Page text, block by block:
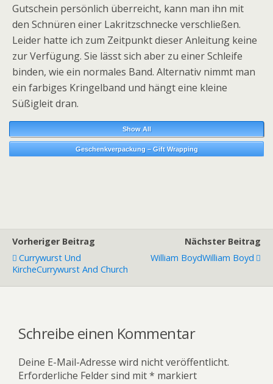
Gutschein persönlich überreicht, kann man ihn mit
den Schnüren einer Lakritzschnecke verschließen.
Leider hatte ich zum Zeitpunkt dieser Anleitung keine
zur Verfügung. Sie lässt sich aber zu einer Schleife
binden, wie ein normales Band. Alternativ nimmt man
ein farbiges Kringelband und hängt eine kleine
Süßigleit dran.
Show All
Geschenkverpackung – Gift Wrapping
Vorheriger Beitrag
Currywurst Und
KircheCurrywurst And Church
Nächster Beitrag
William BoydWilliam Boyd
Schreibe einen Kommentar
Deine E-Mail-Adresse wird nicht veröffentlicht.
Erforderliche Felder sind mit* markiert